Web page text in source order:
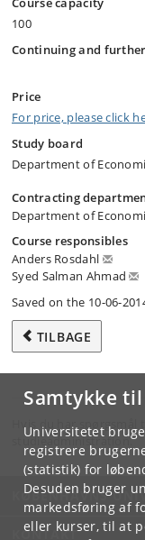
Samtykke
Universitetet
registrere
(statistik) for
Desuden bruger
markedsføring af
eller kurser, til at
100
Continuing and
Price
For price, please click
Study board
Department of
Contracting
Department of
Course responsibles
Anders Rosdahl
Syed Salman Ahmad
Saved on the 10-06-
TILBAGE
Hvis du har
studieadministration.
KØBENHAVNS
KONTAKT